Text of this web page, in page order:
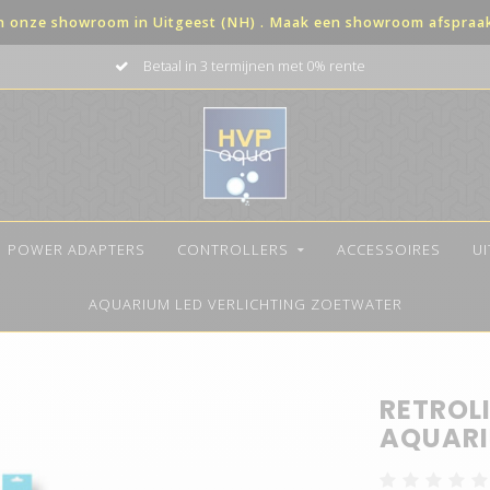
onze showroom in Uitgeest (NH) . Maak een showroom
0% rente
POWER ADAPTERS CONTROLLERS ACCESSOIRES
AQUARIUM LED VERLICHTING ZOETWATER